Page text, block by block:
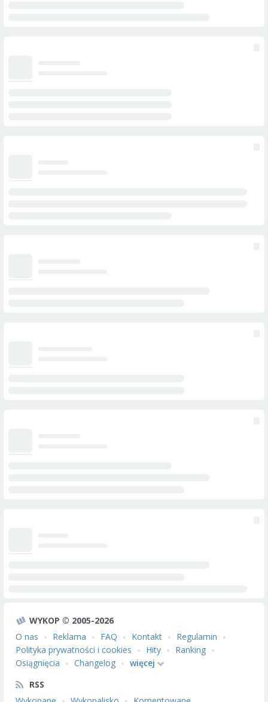
WYKOP © 2005-2026
O nas
Reklama FAQ Kontakt
Regulamin
Polityka prywatności i cookies
Hity
Ranking
Osiągnięcia
Changelog
więcej
RSS